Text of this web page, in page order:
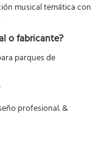
o fabricante?
parques de
profesional. &